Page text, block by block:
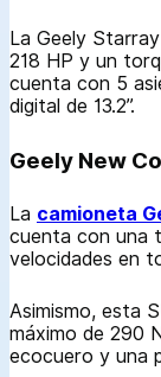
La Geely
218 HP y un
cuenta con 5
digital de 13.2”.
Geely New
La camioneta
cuenta con una
velocidades en
Asimismo, esta
máximo de 290
ecocuero y una